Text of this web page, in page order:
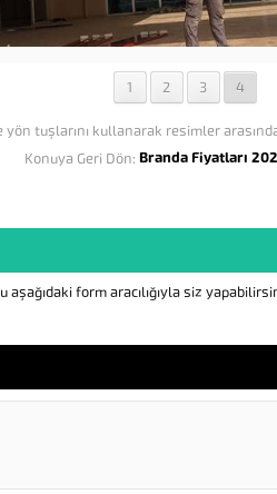
1 2 3 4
yön tuşlarını kullanarak resimler
Konuya Geri Dön: Branda Fiyatları
aşağıdaki form aracılığıyla siz